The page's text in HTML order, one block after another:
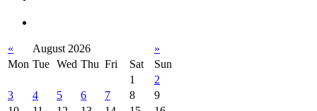
« August 2026
»
Mon Tue Wed Thu Fri Sat
Sun
1
2
3
4 5 6 7 8
9